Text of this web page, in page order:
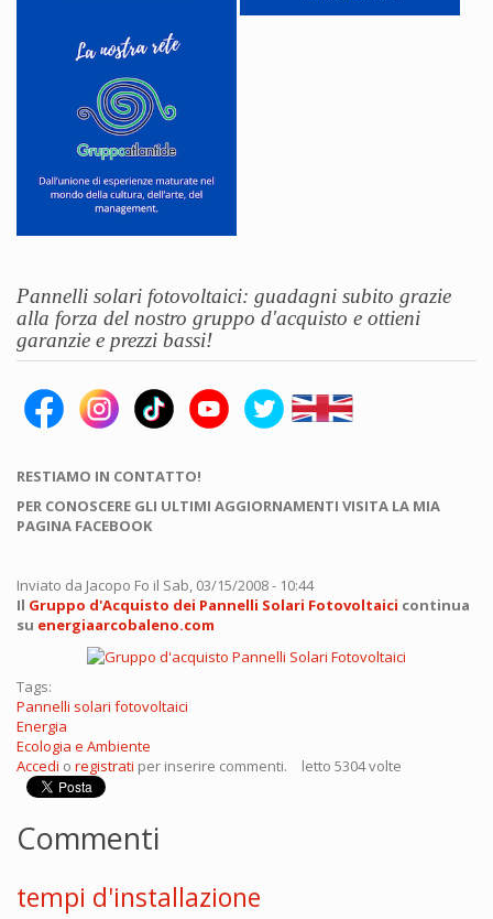
Pannelli solari fotovoltaici: guadagni subito grazie
alla forza del nostro gruppo d'acquisto e ottieni
garanzie e prezzi bassi!
RESTIAMO IN CONTATTO!
PER CONOSCERE GLI ULTIMI AGGIORNAMENTI VISITA LA MIA
PAGINA FACEBOOK
Inviato da Jacopo Fo il Sab, 03/15/2008 - 10:44
Il Gruppo d'Acquisto dei Pannelli Solari Fotovoltaici continua
su energiaarcobaleno.com
Tags:
Pannelli solari fotovoltaici
Energia
Ecologia e Ambiente
Accedi o registrati per inserire commenti. letto 5304 volte
Commenti
tempi d'installazione